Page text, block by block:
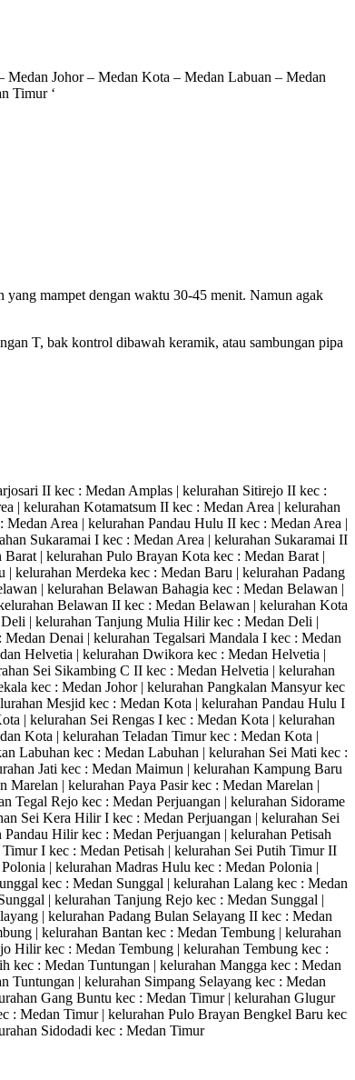
Johor – Medan Kota – Medan Labuan – Medan
Timur ‘
yang mampet dengan waktu 30-45 menit. Namun agak
T, bak kontrol dibawah keramik, atau sambungan pipa
II kec : Medan Amplas | kelurahan Sitirejo II kec :
| kelurahan Kotamatsum II kec : Medan Area | kelurahan
Area | kelurahan Pandau Hulu II kec : Medan Area |
Sukaramai I kec : Medan Area | kelurahan Sukaramai II
| kelurahan Pulo Brayan Kota kec : Medan Barat |
kelurahan Merdeka kec : Medan Baru | kelurahan Padang
| kelurahan Belawan Bahagia kec : Medan Belawan |
Belawan II kec : Medan Belawan | kelurahan Kota
| kelurahan Tanjung Mulia Hilir kec : Medan Deli |
Denai | kelurahan Tegalsari Mandala I kec : Medan
Helvetia | kelurahan Dwikora kec : Medan Helvetia |
Sei Sikambing C II kec : Medan Helvetia | kelurahan
kec : Medan Johor | kelurahan Pangkalan Mansyur kec
Mesjid kec : Medan Kota | kelurahan Pandau Hulu I
| kelurahan Sei Rengas I kec : Medan Kota | kelurahan
Kota | kelurahan Teladan Timur kec : Medan Kota |
Labuhan kec : Medan Labuhan | kelurahan Sei Mati kec :
Jati kec : Medan Maimun | kelurahan Kampung Baru
| kelurahan Paya Pasir kec : Medan Marelan |
Tegal Rejo kec : Medan Perjuangan | kelurahan Sidorame
Sei Kera Hilir I kec : Medan Perjuangan | kelurahan Sei
Hilir kec : Medan Perjuangan | kelurahan Petisah
I kec : Medan Petisah | kelurahan Sei Putih Timur II
| kelurahan Madras Hulu kec : Medan Polonia |
kec : Medan Sunggal | kelurahan Lalang kec : Medan
| kelurahan Tanjung Rejo kec : Medan Sunggal |
| kelurahan Padang Bulan Selayang II kec : Medan
| kelurahan Bantan kec : Medan Tembung | kelurahan
Hilir kec : Medan Tembung | kelurahan Tembung kec :
kec : Medan Tuntungan | kelurahan Mangga kec : Medan
| kelurahan Simpang Selayang kec : Medan
Gang Buntu kec : Medan Timur | kelurahan Glugur
: Medan Timur | kelurahan Pulo Brayan Bengkel Baru kec
Sidodadi kec : Medan Timur